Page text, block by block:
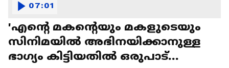
'എന്റെ മകന്റെയും മകളുടെയും
സിനിമയിൽ അഭിനയിക്കാനുള്ള
ഭാഗ്യം കിട്ടിയതിൽ ഒരുപാട്
07:01